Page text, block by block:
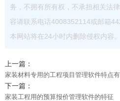
务，不拥有所有权，不承担相关法
容请联系电话4008352114或邮箱
本网站将在24小时内删除侵权内容。
上一篇：
家装材料专用的工程项目管理软件特点
下一篇：
家装工程用的预算报价管理软件的特征